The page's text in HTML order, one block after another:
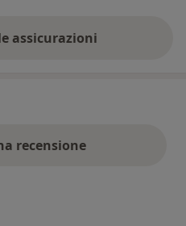
assicurazioni
recensione